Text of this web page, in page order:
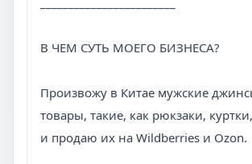
В ЧЕМ СУТЬ МОЕГО БИЗНЕСА?
Произвожу в Китае мужские
товары, такие, как рюкзаки,
и продаю их на Wildberries и Ozon.